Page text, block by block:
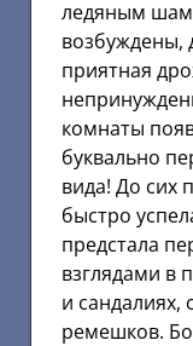
ледяным
возбуждены,
приятная
комнаты
буквально
вида! До сих
быстро
предстала
взглядами в
и сандалиях,
ремешков.